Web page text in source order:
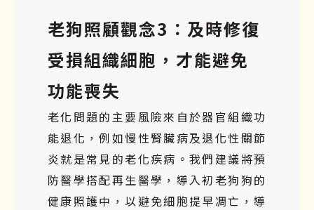
老狗照顧觀念3：及時修復
受損組織細胞，才能避免
功能喪失
老化問題的主要風險來自於器官組織功
能退化，例如慢性腎臟病及退化性關節
炎就是常見的老化疾病。我們建議將預
防醫學搭配再生醫學，導入初老狗狗的
健康照護中，以避免細胞提早凋亡，導